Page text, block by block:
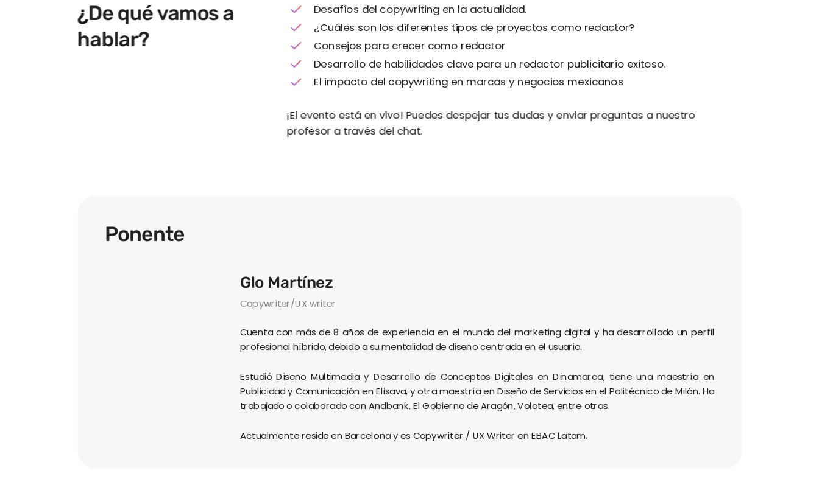
¿De qué vamos a
hablar?
Desafíos del copywriting en la actualidad.
¿Cuáles son los diferentes tipos de proyectos como redactor?
Consejos para crecer como redactor
Desarrollo de habilidades clave para un redactor publicitario exitoso.
El impacto del copywriting en marcas y negocios mexicanos
¡El evento está en vivo! Puedes despejar tus dudas y enviar preguntas a nuestro
profesor a través del chat.
Ponente
Glo Martínez
Copywriter/UX writer
Cuenta con más de 8 años de experiencia en el mundo del marketing digital y ha desarrollado un perfil
profesional híbrido, debido a su mentalidad de diseño centrada en el usuario.
Estudió Diseño Multimedia y Desarrollo de Conceptos Digitales en Dinamarca, tiene una maestría en
Publicidad y Comunicación en Elisava, y otra maestría en Diseño de Servicios en el Politécnico de Milán. Ha
trabajado o colaborado con Andbank, El Gobierno de Aragón, Volotea, entre otras.
Actualmente reside en Barcelona y es Copywriter / UX Writer en EBAC Latam.